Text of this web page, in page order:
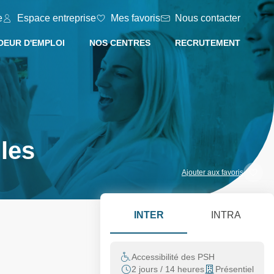
Espace entreprise Mes favoris Nous contacter
D'EMPLOI NOS CENTRES RECRUTEMENT
Ajouter aux favoris
INTER INTRA
Accessibilité des PSH
2 jours / 14 heures
Présentiel